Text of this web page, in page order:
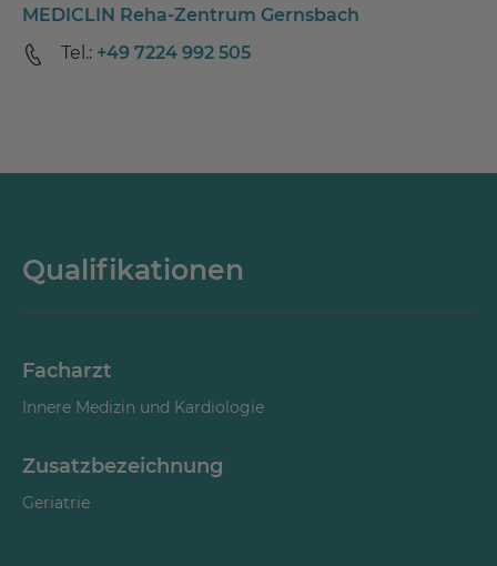
MEDICLIN Reha-Zentrum Gernsbach
Tel.: +49 7224 992 505
Qualifikationen
Facharzt
Innere Medizin und Kardiologie
Zusatzbezeichnung
Geriatrie